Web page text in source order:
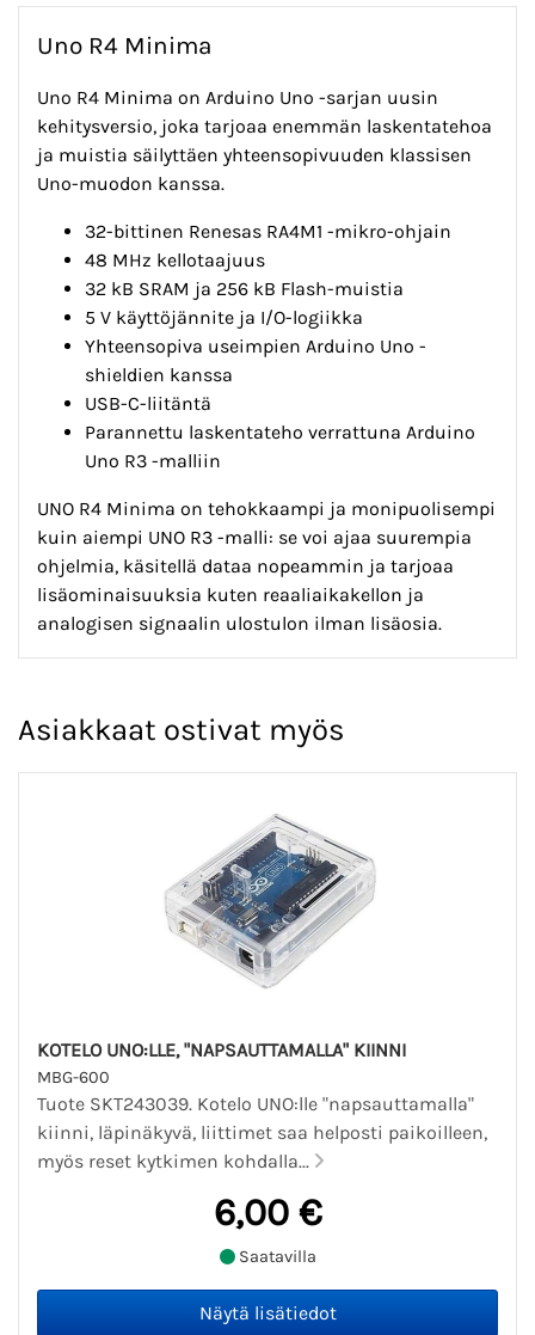
Uno R4 Minima
Uno R4 Minima on Arduino Uno -sarjan uusin
kehitysversio, joka tarjoaa enemmän laskentatehoa
ja muistia säilyttäen yhteensopivuuden klassisen
Uno-muodon kanssa.
32-bittinen Renesas RA4M1 -mikro-ohjain
48 MHz kellotaajuus
32 kB SRAM ja 256 kB Flash-muistia
5 V käyttöjännite ja I/O-logiikka
Yhteensopiva useimpien Arduino Uno -
shieldien kanssa
USB-C-liitäntä
Parannettu laskentateho verrattuna Arduino
Uno R3 -malliin
UNO R4 Minima on tehokkaampi ja monipuolisempi
kuin aiempi UNO R3 -malli: se voi ajaa suurempia
ohjelmia, käsitellä dataa nopeammin ja tarjoaa
lisäominaisuuksia kuten reaaliaikakellon ja
analogisen signaalin ulostulon ilman lisäosia.
Asiakkaat ostivat myös
KOTELO UNO:LLE, "NAPSAUTTAMALLA" KIINNI
MBG-600
Tuote SKT243039. Kotelo UNO:lle "napsauttamalla"
kiinni, läpinäkyvä, liittimet saa helposti paikoilleen,
myös reset kytkimen kohdalla...
6,00 €
Saatavilla